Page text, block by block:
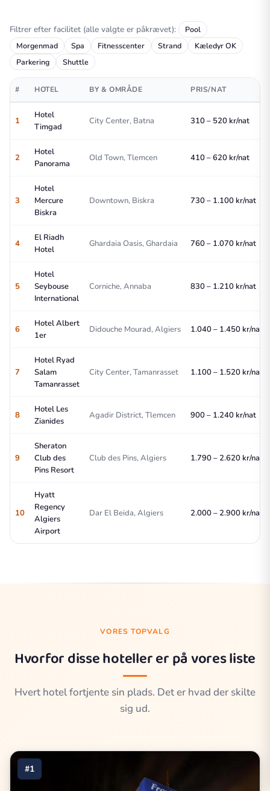
Filtrer efter facilitet (alle valgte er påkrævet):
Pool
Morgenmad
Spa Fitnesscenter Strand
Kæledyr OK
Parkering
Shuttle
# HOTEL BY & OMRÅDE PRIS/NAT
1
Hotel
Timgad
City Center, Batna 310 – 520 kr/nat
2
Hotel
Panorama
Old Town, Tlemcen 410 – 620 kr/nat
3
Hotel
Mercure
Biskra
Downtown, Biskra 730 – 1.100 kr/nat
4
El Riadh
Hotel
Ghardaia Oasis, Ghardaia 760 – 1.070 kr/nat
5
Hotel
Seybouse
International
Corniche, Annaba 830 – 1.210 kr/nat
6
Hotel Albert
1er
Didouche Mourad, Algiers 1.040 – 1.450 kr/nat
7
Hotel Ryad
Salam
Tamanrasset
City Center, Tamanrasset 1.100 – 1.520 kr/nat
8
Hotel Les
Zianides
Agadir District, Tlemcen 900 – 1.240 kr/nat
9
Sheraton
Club des
Pins Resort
Club des Pins, Algiers 1.790 – 2.620 kr/nat
10
Hyatt
Regency
Algiers
Airport
Dar El Beida, Algiers 2.000 – 2.900 kr/nat
VORES TOPVALG
Hvorfor disse hoteller er på vores liste
Hvert hotel fortjente sin plads. Det er hvad der skilte
sig ud.
#1